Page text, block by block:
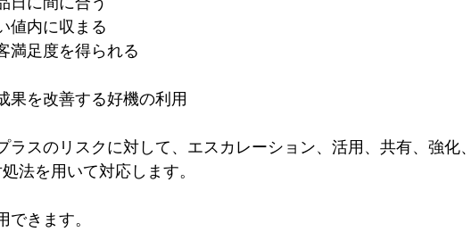
内に収まる
足度を得られる
を改善する好機の利用
スのリスクに対して、エスカレーション、活用、共有、強化、
を用いて対応します。
きます。